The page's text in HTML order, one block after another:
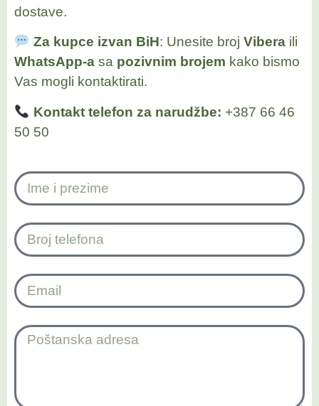
dostave.
Za kupce izvan BiH: Unesite broj Viberaili
WhatsApp-a sa pozivnim brojem kako bismo
Vas mogli kontaktirati.
Kontakt telefon za narudžbe: +387 66 46
50 50